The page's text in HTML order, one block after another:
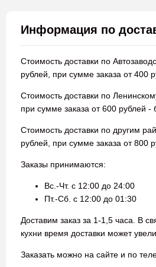
Информация по
Стоимость доставки по
рублей, при сумме заказа от 400
Стоимость доставки по
при сумме заказа от 600 рублей -
Стоимость доставки по другим
рублей, при сумме заказа от 800
Заказы принимаются:
Вс.-Чт. с 12:00 до 24:00
Пт.-Сб. с 12:00 до 01:30
Доставим заказ за 1-1,5 часа. В
кухни время доставки может
Заказать можно на сайте и по